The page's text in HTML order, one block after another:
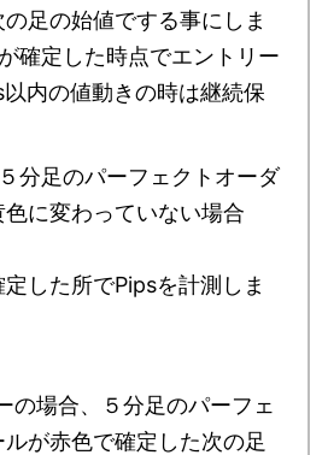
足の始値でする事にしま
確定した時点でエントリー
内の値動きの時は継続保
分足のパーフェクトオーダ
に変わっていない場合
した所でPipsを計測しま
場合、５分足のパーフェ
が赤色で確定した次の足